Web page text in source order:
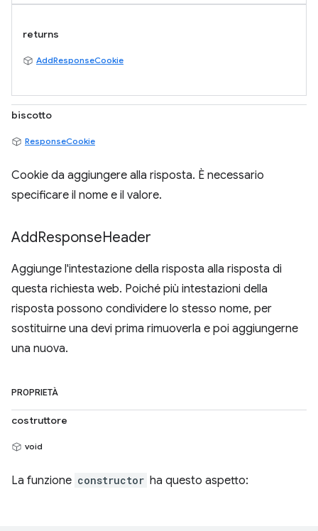
returns
AddResponseCookie
biscotto
ResponseCookie
Cookie da aggiungere alla risposta. È necessario
specificare il nome e il valore.
AddResponseHeader
Aggiunge l'intestazione della risposta alla risposta di
questa richiesta web. Poiché più intestazioni della
risposta possono condividere lo stesso nome, per
sostituirne una devi prima rimuoverla e poi aggiungerne
una nuova.
PROPRIETÀ
costruttore
void
La funzione constructor ha questo aspetto: